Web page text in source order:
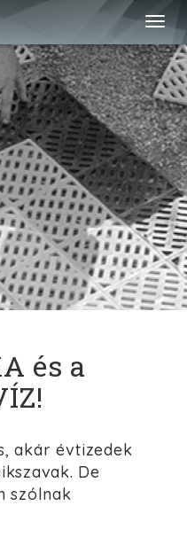
és a
akár évtizedek
De
szólnak